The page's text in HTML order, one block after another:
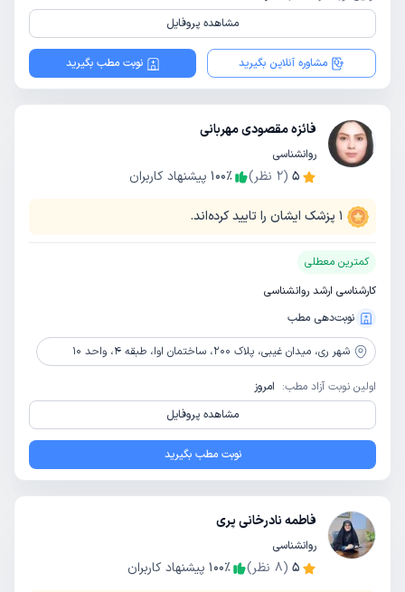
مشاهده پروفایل
مشاوره آنلاین بگیرید نوبت مطب بگیرید
فائزه مقصودی مهربانی
روانشناسی
5
(
2 نظر) 100٪ پیشنهاد کاربران
1 پزشک ایشان را تایید کرده‌اند.
کمترین معطلی
کارشناسی ارشد روانشناسی
نوبت‌دهی مطب
شهر ری، میدان غیبی، پلاک 200، ساختمان اوا، طبقه 4، واحد 10
اولین نوبت آزاد مطب: امروز
مشاهده پروفایل
نوبت مطب بگیرید
فاطمه نادرخانی پری
روانشناسی
5
(
8 نظر) 100٪ پیشنهاد کاربران